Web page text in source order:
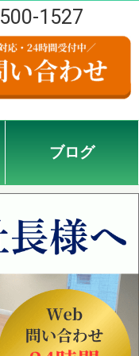
1527
ブログ